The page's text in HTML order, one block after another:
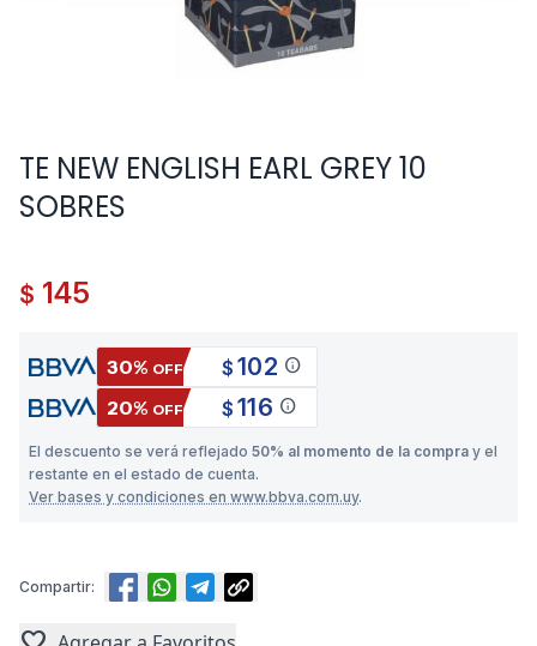
TE NEW ENGLISH EARL GREY 10
SOBRES
$ 145
30% OFF $ 102 info
20% OFF $ 116 info
El descuento se verá reflejado 50% al momento de la compra y el
restante en el estado de cuenta.
Ver bases y condiciones en www.bbva.com.uy.
Compartir: